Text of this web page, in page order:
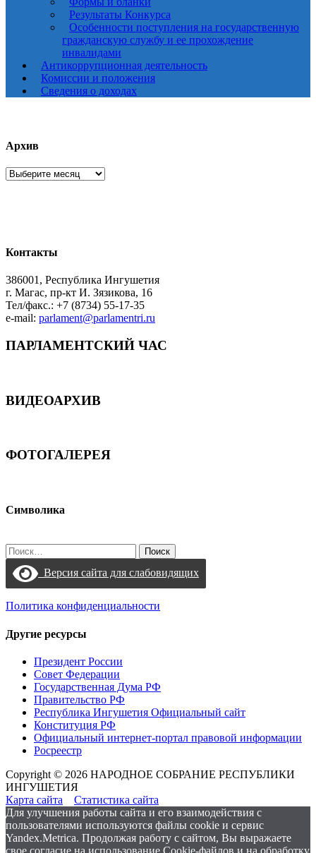
Результаты Конкурса
Особенности поступления на государственную
гражданскую службу и ее прохождение
инвалидами
Антикоррупционная деятельность
Комиссии и положения
Сведения о доходах
Архив
Архив
Контакты
386001, Республика Ингушетия
г. Магас, пр-кт И. Зязикова, 16
Тел/факс.: +7 (8734) 55-17-35
e-mail: parlament@parlamentri.ru
ПАРЛАМЕНТСКИЙ ЧАС
ВИДЕОАРХИВ
ФОТОГАЛЕРЕЯ
Символика
Найти:
Версия сайта для слабовидящих
Политика конфиденциальности
Другие ресурсы
Президент России
Совет Федерации
Государственная Дума РФ
Правительство РФ
Республика Ингушетия Официальный сайт
Конституция РФ
Официальный интернет-портал правовой информации
Росреестр
Copyright © 2026 НАРОДНОЕ СОБРАНИЕ РЕСПУБЛИКИ
ИНГУШЕТИЯ
Карта сайта
Статистика сайта
Для улучшения работы сайта и его взаимодействия с
пользователями используются файлы cookie и сервис
Yandex.Metrica. Продолжая работу с сайтом, Вы выражаете
свое согласие на использование Cookie-файлов и на обработку